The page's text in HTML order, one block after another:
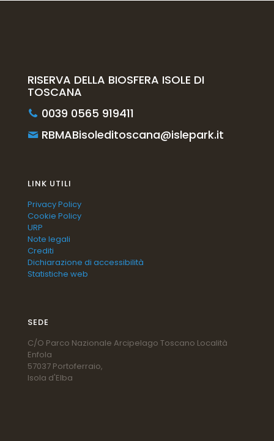
RISERVA DELLA BIOSFERA ISOLE DI
TOSCANA
0039 0565 919411
RBMABisoleditoscana@islepark.it
LINK UTILI
Privacy Policy
Cookie Policy
URP
Note legali
Crediti
Dichiarazione di accessibilità
Statistiche web
SEDE
C/O Parco Nazionale Arcipelago Toscano Località
Enfola
57037 Portoferraio,
Isola d'Elba